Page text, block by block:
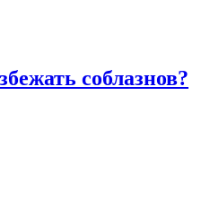
соблазнов?